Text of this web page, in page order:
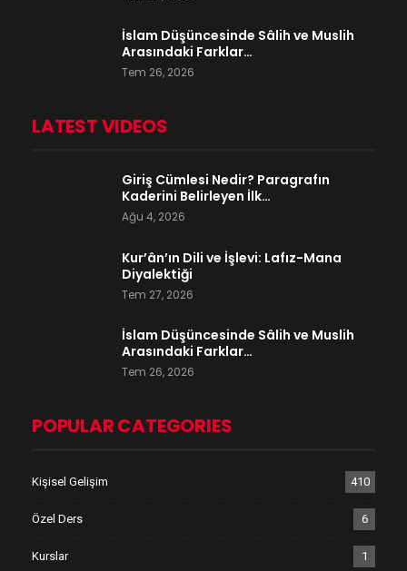
İslam Düşüncesinde Sâlih ve Muslih
Arasındaki Farklar…
Tem 26, 2026
LATEST VIDEOS
Giriş Cümlesi Nedir? Paragrafın
Kaderini Belirleyen İlk…
Ağu 4, 2026
Kur’ân’ın Dili ve İşlevi: Lafız-Mana
Diyalektiği
Tem 27, 2026
İslam Düşüncesinde Sâlih ve Muslih
Arasındaki Farklar…
Tem 26, 2026
POPULAR CATEGORIES
Kişisel Gelişim 410
Özel Ders 6
Kurslar 1